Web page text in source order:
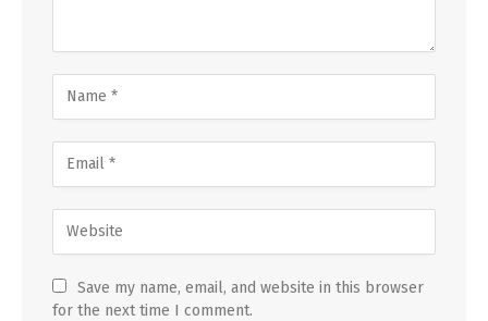
Save my name, email, and website in this browser
for the next time I comment.